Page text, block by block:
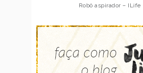
Robô aspirador – ILife